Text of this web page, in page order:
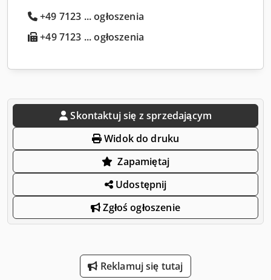
+49 7123 ... ogłoszenia
+49 7123 ... ogłoszenia
Skontaktuj się z sprzedającym
Widok do druku
Zapamiętaj
Udostępnij
Zgłoś ogłoszenie
Reklamuj się tutaj